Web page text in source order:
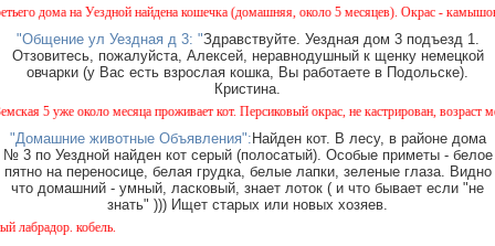
на Уездной найдена кошечка (домашняя, около 5 месяцев). Окрас - камышовый, на
"Общение ул Уездная д 3: "Здравствуйте. Уездная дом 3 подъезд 1.
Отзовитесь, пожалуйста, Алексей, неравнодушный к щенку немецкой
овчарки (у Вас есть взрослая кошка, Вы работаете в Подольске).
Кристина.
около месяца проживает кот. Персиковый окрас, не кастрирован, возраст менее
"Домашние животные Объявления": Найден кот. В лесу, в районе дома
№ 3 по Уездной найден кот серый (полосатый). Особые приметы - белое
пятно на переносице, белая грудка, белые лапки, зеленые глаза. Видно
что домашний - умный, ласковый, знает лоток ( и что бывает если "не
знать" ))) Ищет старых или новых хозяев.
кобель.